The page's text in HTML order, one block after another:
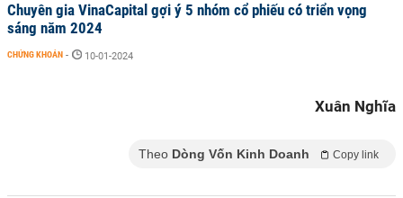
Chuyên gia VinaCapital gợi ý 5 nhóm cổ phiếu có triển vọng
sáng năm 2024
CHỨNG KHOÁN - 10-01-2024
Xuân Nghĩa
Theo Dòng Vốn Kinh Doanh Copy link